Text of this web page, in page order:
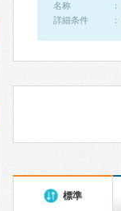
名称
詳細条件
標準